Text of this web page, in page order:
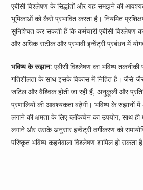
एबीसी विश्लेषण के सिद्धांतों और यह समझने की
भूमिकाओं को कैसे प्रभावित करता है। नियमित
सुनिश्चित कर सकती हैं कि कर्मचारी एबीसी
और अधिक सटीक और प्रभावी इन्वेंट्री प्रबंधन में
भविष्य के रुझान: एबीसी विश्लेषण का भविष्य
गतिशीलता के साथ इसके विकास में निहित है। जैसे-
जटिल और वैश्विक होती जा रही हैं, अनुकूली और
प्रणालियों की आवश्यकता बढ़ेगी। भविष्य के रुझानों में
लगाने की क्षमता के लिए ब्लॉकचेन का उपयोग, साथ
लगाने और उसके अनुसार इन्वेंट्री वर्गीकरण को
परिष्कृत भविष्य कहनेवाला विश्लेषण शामिल हो सकता